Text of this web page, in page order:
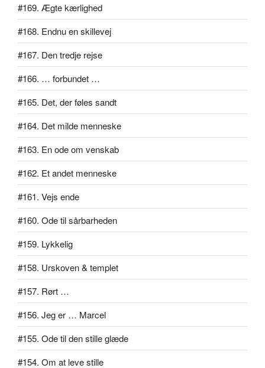
#169. Ægte kærlighed
#168. Endnu en skillevej
#167. Den tredje rejse
#166. … forbundet …
#165. Det, der føles sandt
#164. Det milde menneske
#163. En ode om venskab
#162. Et andet menneske
#161. Vejs ende
#160. Ode til sårbarheden
#159. Lykkelig
#158. Urskoven & templet
#157. Rørt …
#156. Jeg er … Marcel
#155. Ode til den stille glæde
#154. Om at leve stille